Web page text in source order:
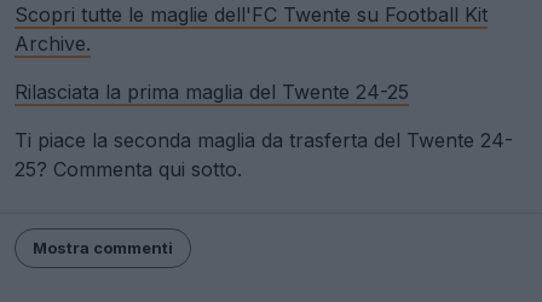
Scopri tutte le maglie dell'FC Twente su Football Kit
Archive.
Rilasciata la prima maglia del Twente 24-25
Ti piace la seconda maglia da trasferta del Twente 24-
25? Commenta qui sotto.
Mostra commenti